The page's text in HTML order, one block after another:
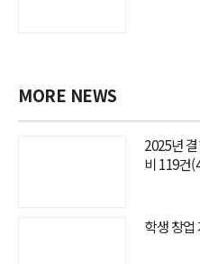
MORE NEWS
2025년
비 119건
학생 창업